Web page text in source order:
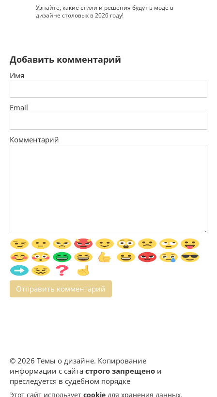
Узнайте, какие стили и решения будут в моде в
дизайне столовых в 2026 году!
Добавить комментарий
Имя
Email
Комментарий
© 2026 Темы о дизайне. Копирование
информации с сайта строго запрещено и
преследуется в судебном порядке
Этот сайт использует cookie для хранения данных.